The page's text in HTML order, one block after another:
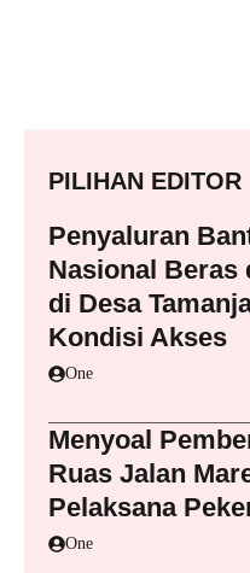
PILIHAN EDITOR
Penyaluran
Nasional Beras
di Desa
Kondisi Akses
One
Menyoal
Ruas Jalan
Pelaksana
One